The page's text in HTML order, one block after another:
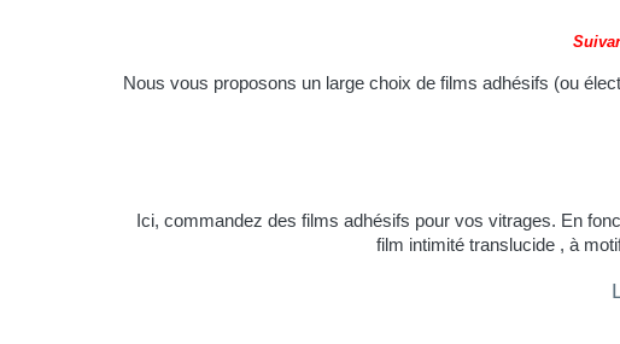
Nous vous proposons un large choix de films adhésifs (ou
Ici, commandez des films adhésifs pour vos vitrages. En
film intimité translucide , à